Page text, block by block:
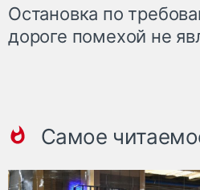
Остановка по
дороге помехой не
Самое